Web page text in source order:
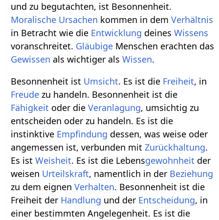
und zu begutachten, ist Besonnenheit.
Moralische Ursachen kommen in demVerhältnis
in Betracht wie die Entwicklung deinesWissens
voranschreitet. Gläubige Menschen erachten das
Gewissen als wichtiger alsWissen.
Besonnenheit ist Umsicht. Es ist die Freiheit, in
Freude zu handeln. Besonnenheit ist die
Fähigkeit oder dieVeranlagung, umsichtig zu
entscheiden oder zu handeln. Es ist die
instinktive Empfindung dessen, was weise oder
angemessen ist, verbunden mitZurückhaltung.
Es istWeisheit. Es ist die Lebensgewohnheit der
weisen Urteilskraft, namentlich in der Beziehung
zu dem eignenVerhalten. Besonnenheit ist die
Freiheit der Handlung und der Entscheidung, in
einer bestimmten Angelegenheit. Es ist die